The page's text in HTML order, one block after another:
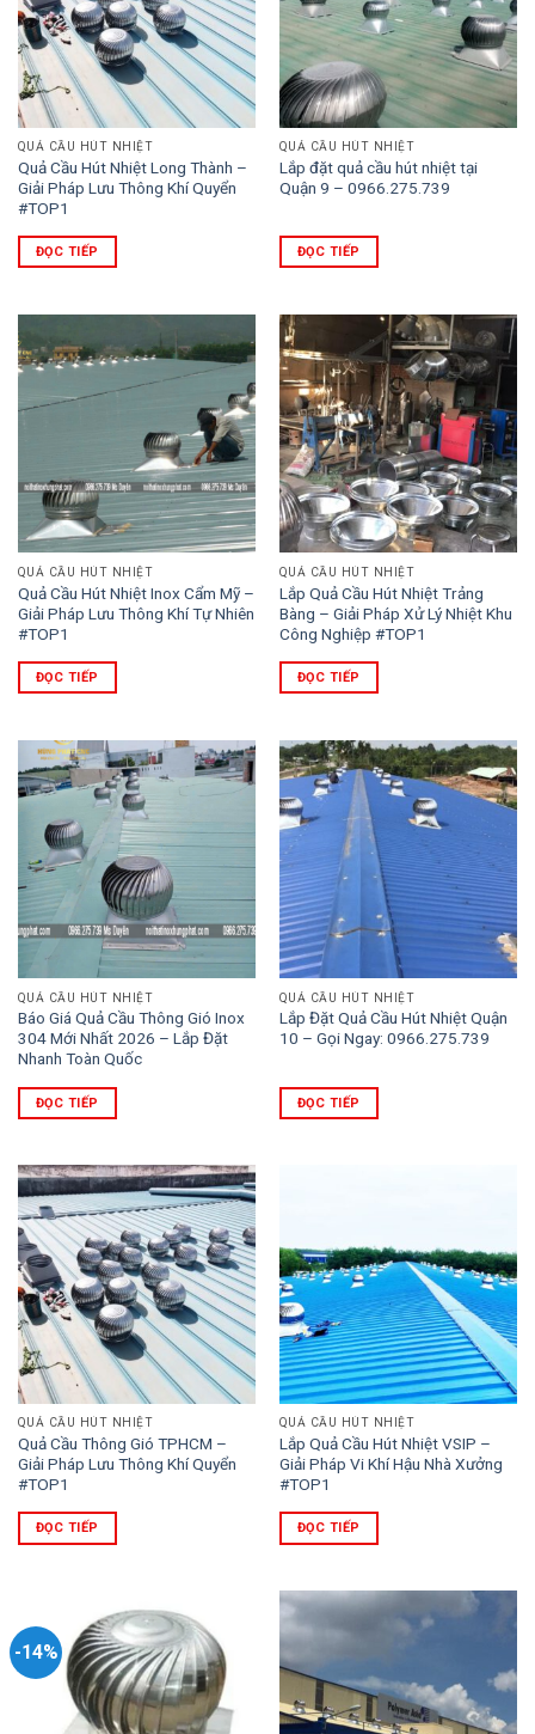
QUẢ CẦU HÚT NHIỆT
Quả Cầu Hút Nhiệt Long Thành –
Giải Pháp Lưu Thông Khí Quyển
#TOP1
ĐỌC TIẾP
QUẢ CẦU HÚT NHIỆT
Lắp đặt quả cầu hút nhiệt tại
Quận 9 – 0966.275.739
ĐỌC TIẾP
QUẢ CẦU HÚT NHIỆT
Quả Cầu Hút Nhiệt Inox Cẩm Mỹ –
Giải Pháp Lưu Thông Khí Tự Nhiên
#TOP1
ĐỌC TIẾP
QUẢ CẦU HÚT NHIỆT
Lắp Quả Cầu Hút Nhiệt Trảng
Bàng – Giải Pháp Xử Lý Nhiệt Khu
Công Nghiệp #TOP1
ĐỌC TIẾP
QUẢ CẦU HÚT NHIỆT
Báo Giá Quả Cầu Thông Gió Inox
304 Mới Nhất 2026 – Lắp Đặt
Nhanh Toàn Quốc
ĐỌC TIẾP
QUẢ CẦU HÚT NHIỆT
Lắp Đặt Quả Cầu Hút Nhiệt Quận
10 – Gọi Ngay: 0966.275.739
ĐỌC TIẾP
QUẢ CẦU HÚT NHIỆT
Quả Cầu Thông Gió TPHCM –
Giải Pháp Lưu Thông Khí Quyển
#TOP1
ĐỌC TIẾP
QUẢ CẦU HÚT NHIỆT
Lắp Quả Cầu Hút Nhiệt VSIP –
Giải Pháp Vi Khí Hậu Nhà Xưởng
#TOP1
ĐỌC TIẾP
-14%